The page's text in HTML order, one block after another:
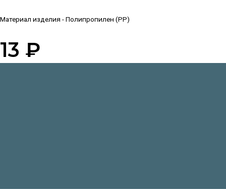
Материал изделия - Полипропилен (PP)
13 ₽